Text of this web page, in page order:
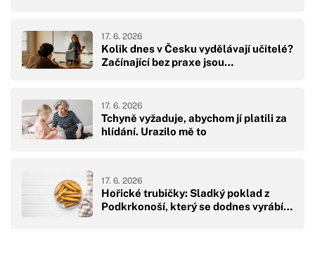
Kolik dnes v Česku vydělávají učitelé?
Začínající bez praxe jsou…
17. 6. 2026
Tchyně vyžaduje, abychom jí platili za
hlídání. Urazilo mě to
17. 6. 2026
Hořické trubičky: Sladký poklad z
Podkrkonoší, který se dodnes vyrábí…
17. 6. 2026